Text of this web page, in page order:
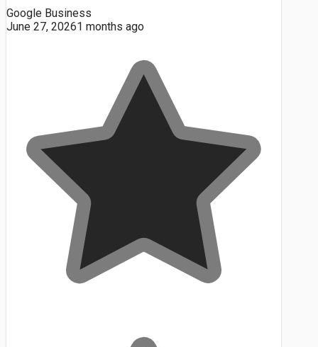
Google Business
June 27, 20261 months ago